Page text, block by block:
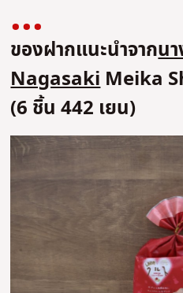
ของฝากแนะนำจากน
NagasakiMeika
(6 ชิ้น 442 เยน)